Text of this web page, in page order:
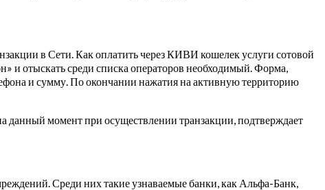
в Сети. Как оплатить через КИВИ кошелек услуги сотовой
и отыскать среди списка операторов необходимый. Форма,
и сумму. По окончании нажатия на активную территорию
момент при осуществлении транзакции, подтверждает
Среди них такие узнаваемые банки, как Альфа-Банк,